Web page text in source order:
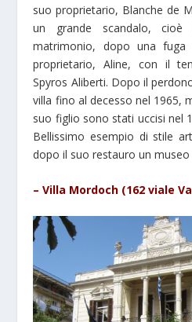
suo proprietario, Blanche de
un grande scandalo,
matrimonio, dopo una fuga
proprietario, Aline, con il
Spyros Aliberti. Dopo il
villa fino al decesso nel 1965,
suo figlio sono stati uccisi nel
Bellissimo esempio di stile
dopo il suo restauro un
– Villa Mordoch (162 viale